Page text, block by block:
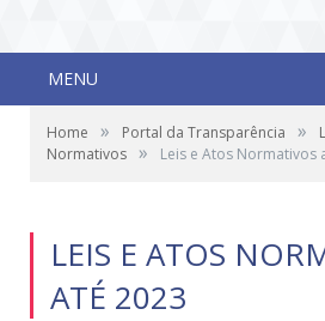
MENU
Home » Portal da Transparência »
Normativos » Leis e Atos Normativos
LEIS E ATOS
ATÉ 2023